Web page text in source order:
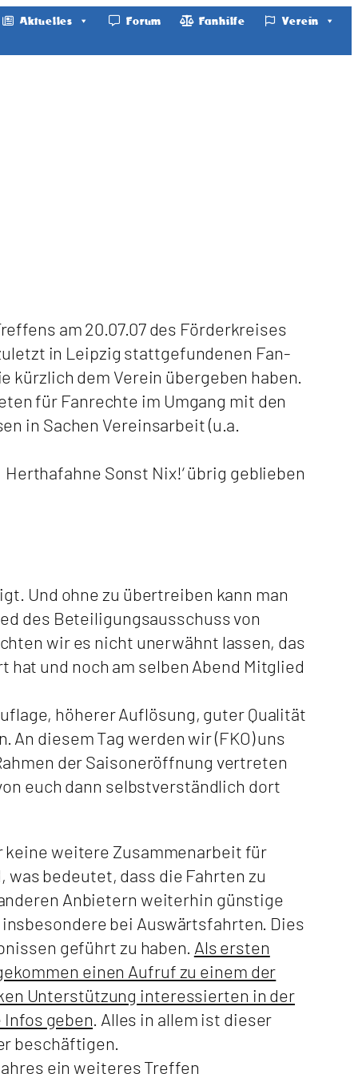
Aktuelles Forum Fanhilfe Verein
am 20.07.07 des Förderkreises
in Leipzig stattgefundenen Fan-
kürzlich dem Verein übergeben haben.
für Fanrechte im Umgang mit den
in Sachen Vereinsarbeit (u.a.
Sonst Nix!‘ übrig geblieben
Und ohne zu übertreiben kann man
des Beteiligungsausschuss von
wir es nicht unerwähnt lassen, das
und noch am selben Abend Mitglied
höherer Auflösung, guter Qualität
diesem Tag werden wir (FKO) uns
der Saisoneröffnung vertreten
euch dann selbstverständlich dort
keine weitere Zusammenarbeit für
bedeutet, dass die Fahrten zu
Anbietern weiterhin günstige
bei Auswärtsfahrten. Dies
geführt zu haben. Als ersten
einen Aufruf zu einem der
Unterstützung interessierten in der
geben . Alles in allem ist dieser
beschäftigen.
ein weiteres Treffen